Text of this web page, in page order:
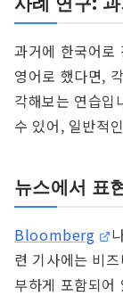
과거에 한국어로
영어로 했다면,
각해보는 연습입
수 있어, 일반적
뉴스에서 표
Bloomberg
련 기사에는 비
부하게 포함되어